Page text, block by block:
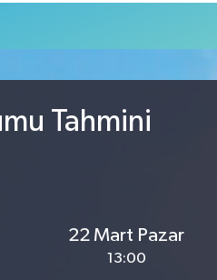
Tahmini
22 Mart Pazar
13:00